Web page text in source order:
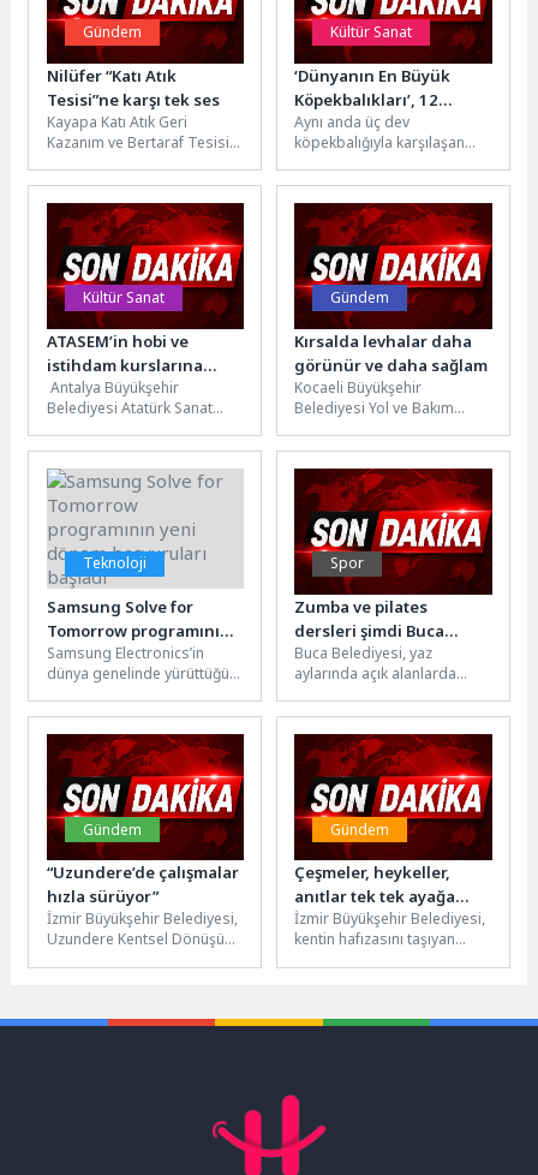
Gündem
Nilüfer “Katı Atık
Tesisi”ne karşı tek ses
Kayapa Katı Atık Geri
Kazanım ve Bertaraf Tesisi
Başkanı Şadi Özdemir ve...
Kültür Sanat
‘Dünyanın En Büyük
Köpekbalıkları’, 12
Temmuz Pazar Saat
20.00’de National
Geographic WILD
İzleyicilerle Buluşuyor!
Aynı anda üç dev
köpekbalığıyla karşılaşan
büyük köpekbalığını bulmak
için küresel bir...
Kültür Sanat
ATASEM’in hobi ve
istihdam kurslarına
yoğun ilgi
Antalya Büyükşehir
Belediyesi Atatürk Sanat
2025-2026 eğitim öğretim yılı
ikinci dönem kursları...
Gündem
Kırsalda levhalar daha
görünür ve daha sağlam
Kocaeli Büyükşehir
Belediyesi Yol ve Bakım
Takımı ekipleri, kent
genelinde bakım...
Teknoloji
Samsung Solve for
Tomorrow programının
yeni dönem başvuruları
başladı
Samsung Electronics’in
dünya genelinde yürüttüğü
Tomorrow programı,
gençlerin bilim, teknoloji,
mühendislik ve...
Spor
Zumba ve pilates
dersleri şimdi Buca
Arena Stadı’nda
Buca Belediyesi, yaz
aylarında açık alanlarda
pilates derslerini Buca
Arena Stadı’na taşıdı....
Gündem
“Uzundere’de çalışmalar
hızla sürüyor”
İzmir Büyükşehir Belediyesi,
Uzundere Kentsel Dönüşüm
Gündem
Çeşmeler, heykeller,
anıtlar tek tek ayağa
kalkıyor
İzmir Büyükşehir Belediyesi,
kentin hafızasını taşıyan
başlattı....